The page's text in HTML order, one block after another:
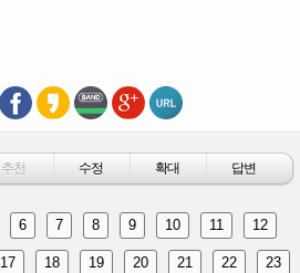
추천 수정 확대 답변
6 7 8 9 10 11 12
17 18 19 20 21 22 23